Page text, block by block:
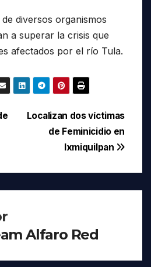
diversos organismos
a superar la crisis que
afectados por el río Tula.
Localizan dos víctimas
de Feminicidio en
Ixmiquilpan
Alfaro Red